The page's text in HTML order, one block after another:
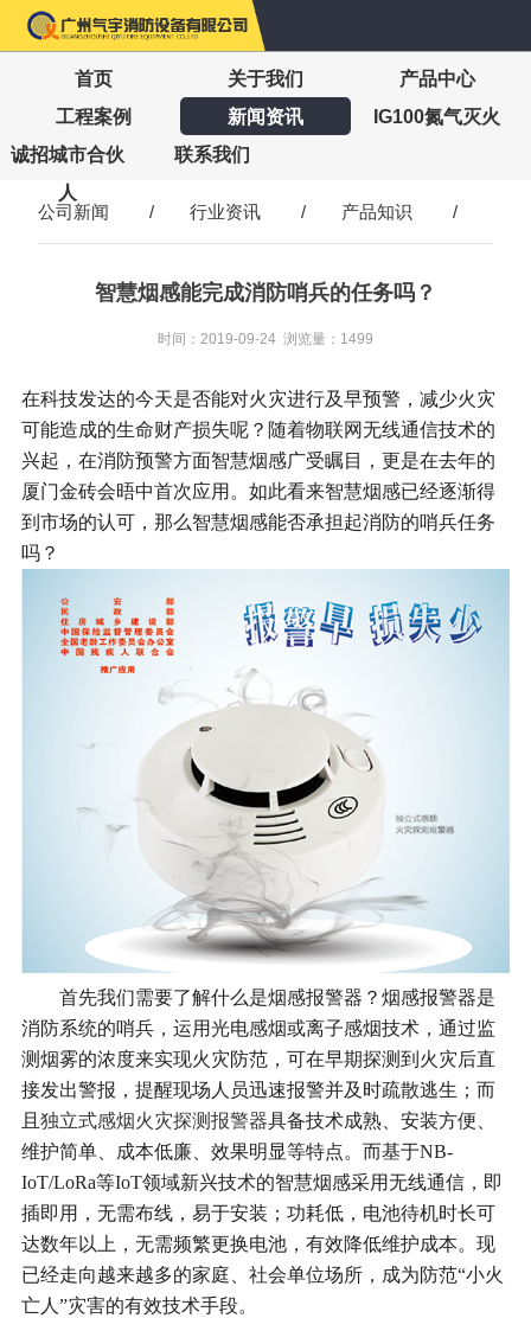
首页 关于我们
产品中心
工程案例
新闻资讯
IG100氮气灭火
诚招城市合伙
人
联系我们
公司新闻 / 行业资讯 / 产品知识 /
智慧烟感能完成消防哨兵的任务吗？
时间：2019-09-24 浏览量：1499
在科技发达的今天是否能对火灾进行及早预警，减少火灾
可能造成的生命财产损失呢？随着物联网无线通信技术的
兴起，在消防预警方面智慧烟感广受瞩目，更是在去年的
厦门金砖会晤中首次应用。如此看来智慧烟感已经逐渐得
到市场的认可，那么智慧烟感能否承担起消防的哨兵任务
吗？
首先我们需要了解什么是烟感报警器？烟感报警器是
消防系统的哨兵，运用光电感烟或离子感烟技术，通过监
测烟雾的浓度来实现火灾防范，可在早期探测到火灾后直
接发出警报，提醒现场人员迅速报警并及时疏散逃生；而
且 独立式感烟火灾探测报警器具备技术成熟、安装方便、
维护简单、成本低廉、效果明显等特点。而基于NB-
IoT/LoRa等IoT领域新兴技术的智慧烟感采用无线通信，即
插即用，无需布线，易于安装；功耗低，电池待机时长可
达数年以上，无需频繁更换电池，有效降低维护成本。现
已经走向越来越多的家庭、社会单位场所，成为防范“小火
亡人”灾害的有效技术手段。